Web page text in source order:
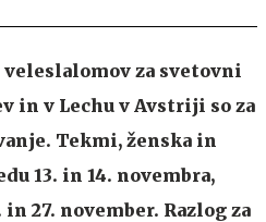
za svetovni
in v Lechu v Avstriji so za
Tekmi, ženska in
13. in 14. novembra,
27. november. Razlog za